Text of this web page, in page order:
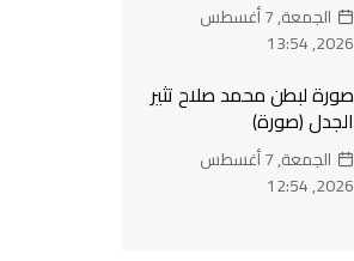
الجمعة, 7 أغسطس
2026, 13:54
صورة لبطن محمد صلاح تثير
الجدل (صورة)
الجمعة, 7 أغسطس
2026, 12:54